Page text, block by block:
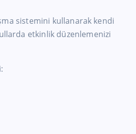
sistemini kullanarak kendi
etkinlik düzenlemenizi